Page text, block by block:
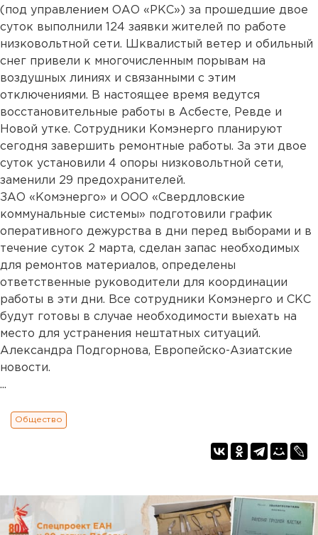
(под управлением ОАО «РКС») за прошедшие двое
суток выполнили 124 заявки жителей по работе
низковольтной сети. Шквалистый ветер и обильный
снег привели к многочисленным порывам на
воздушных линиях и связанными с этим
отключениями. В настоящее время ведутся
восстановительные работы в Асбесте, Ревде и
Новой утке. Сотрудники Комэнерго планируют
сегодня завершить ремонтные работы. За эти двое
суток установили 4 опоры низковольтной сети,
заменили 29 предохранителей.
ЗАО «Комэнерго» и ООО «Свердловские
коммунальные системы» подготовили график
оперативного дежурства в дни перед выборами и в
течение суток 2 марта, сделан запас необходимых
для ремонтов материалов, определены
ответственные руководители для координации
работы в эти дни. Все сотрудники Комэнерго и СКС
будут готовы в случае необходимости выехать на
место для устранения нештатных ситуаций.
Александра Подгорнова, Европейско-Азиатские
новости.
...
Общество